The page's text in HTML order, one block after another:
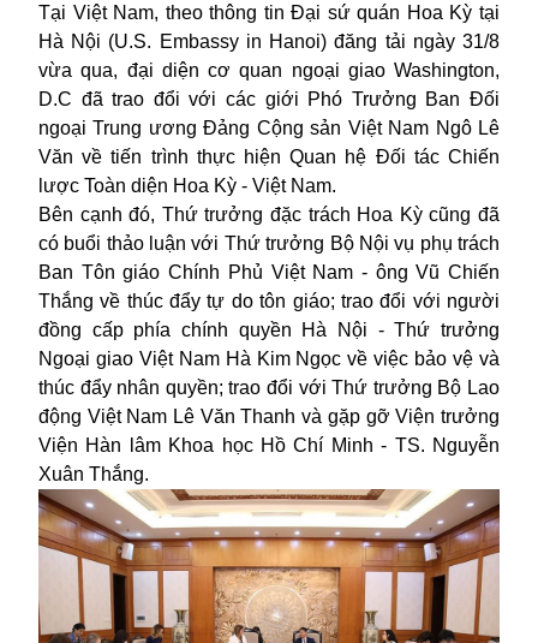
Tại Việt Nam, theo thông tin Đại sứ quán Hoa Kỳ tại
Hà Nội (U.S. Embassy in Hanoi) đăng tải ngày 31/8
vừa qua, đại diện cơ quan ngoại giao Washington,
D.C đã trao đổi với các giới Phó Trưởng Ban Đối
ngoại Trung ương Đảng Cộng sản Việt Nam Ngô Lê
Văn về tiến trình thực hiện Quan hệ Đối tác Chiến
lược Toàn diện Hoa Kỳ - Việt Nam.
Bên cạnh đó, Thứ trưởng đặc trách Hoa Kỳ cũng đã
có buổi thảo luận với Thứ trưởng Bộ Nội vụ phụ trách
Ban Tôn giáo Chính Phủ Việt Nam - ông Vũ Chiến
Thắng về thúc đẩy tự do tôn giáo; trao đổi với người
đồng cấp phía chính quyền Hà Nội - Thứ trưởng
Ngoại giao Việt Nam Hà Kim Ngọc về việc bảo vệ và
thúc đẩy nhân quyền; trao đổi với Thứ trưởng Bộ Lao
động Việt Nam Lê Văn Thanh và gặp gỡ Viện trưởng
Viện Hàn lâm Khoa học Hồ Chí Minh - TS. Nguyễn
Xuân Thắng.